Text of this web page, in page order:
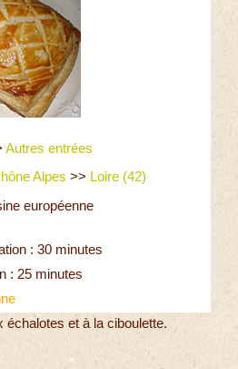
Autres entrées
Alpes >> Loire (42)
européenne
: 30 minutes
: 25 minutes
échalotes et à la ciboulette.